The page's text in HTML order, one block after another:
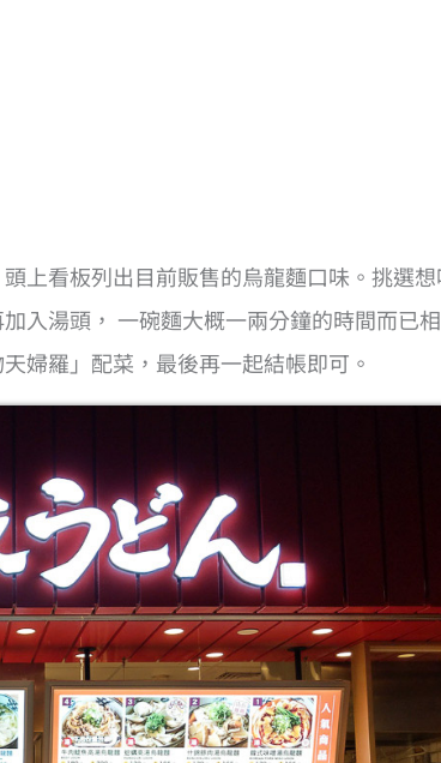
上看板列出目前販售的烏龍麵口味。挑選
入湯頭， 一碗麵大概一兩分鐘的時間而已
婦羅」配菜，最後再一起結帳即可。